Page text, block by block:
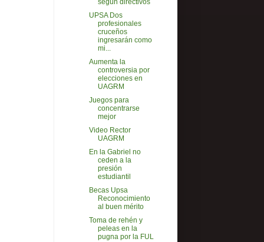
según directivos
UPSA Dos
profesionales
cruceños
ingresarán como
mi...
Aumenta la
controversia por
elecciones en
UAGRM
Juegos para
concentrarse
mejor
Video Rector
UAGRM
En la Gabriel no
ceden a la
presión
estudiantil
Becas Upsa
Reconocimiento
al buen mérito
Toma de rehén y
peleas en la
pugna por la FUL